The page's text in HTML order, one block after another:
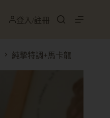
登入/註冊
純摯特調+馬卡龍